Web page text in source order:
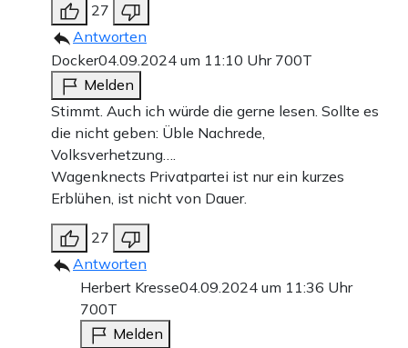
27
Antworten
Docker04.09.2024 um 11:10 Uhr 700T
Melden
Stimmt. Auch ich würde die gerne lesen. Sollte es
die nicht geben: Üble Nachrede,
Volksverhetzung….
Wagenknects Privatpartei ist nur ein kurzes
Erblühen, ist nicht von Dauer.
27
Antworten
Herbert Kresse04.09.2024 um 11:36 Uhr
700T
Melden